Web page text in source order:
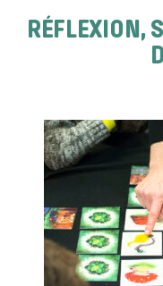
RÉFLEXION,